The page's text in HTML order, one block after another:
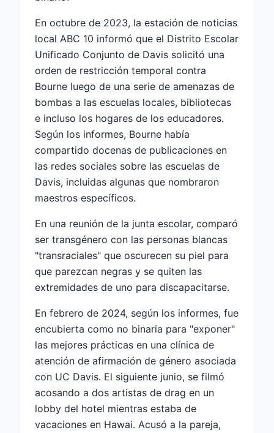
En octubre de 2023, la estación de noticias
local ABC 10 informó que el Distrito Escolar
Unificado Conjunto de Davis solicitó una
orden de restricción temporal contra
Bourne luego de una serie de amenazas de
bombas a las escuelas locales, bibliotecas
e incluso los hogares de los educadores.
Según los informes, Bourne había
compartido docenas de publicaciones en
las redes sociales sobre las escuelas de
Davis, incluidas algunas que nombraron
maestros específicos.
En una reunión de la junta escolar, comparó
ser transgénero con las personas blancas
"transraciales" que oscurecen su piel para
que parezcan negras y se quiten las
extremidades de uno para discapacitarse.
En febrero de 2024, según los informes, fue
encubierta como no binaria para "exponer"
las mejores prácticas en una clínica de
atención de afirmación de género asociada
con UC Davis. El siguiente junio, se filmó
acosando a dos artistas de drag en un
lobby del hotel mientras estaba de
vacaciones en Hawai. Acusó a la pareja,